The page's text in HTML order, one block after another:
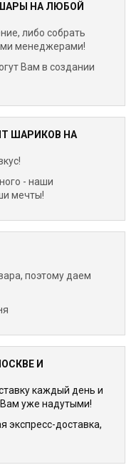
НА ЛЮБОЙ
либо собрать
менеджерами!
Вам в создании
ШАРИКОВ НА
- наши
мечты!
поэтому даем
И
каждый день и
уже надутыми!
экспресс-доставка,